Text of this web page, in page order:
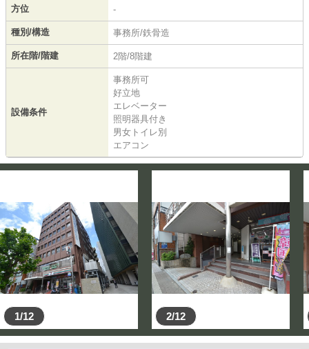
方位 -
種別/構造 事務所/鉄骨造
所在階/階建 2階/8階建
設備条件
事務所可
好立地
エレベーター
照明器具付き
男女トイレ別
エアコン
1/12 2/12